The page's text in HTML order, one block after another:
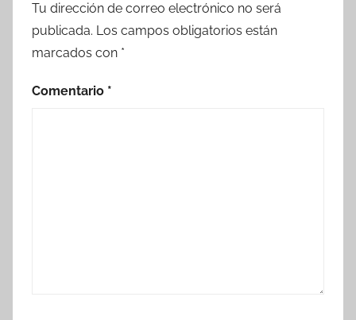
Tu dirección de correo electrónico no será
publicada. Los campos obligatorios están
marcados con *
Comentario *